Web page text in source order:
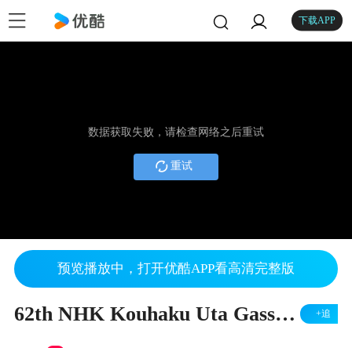
下载APP
数据获取失败，请检查网络之后重试
重试
预览播放中，打开优酷APP看高清完整版
62th NHK Kouhaku Uta Gassen - Part 1 +追